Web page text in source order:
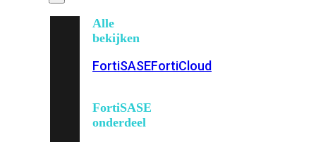
Alle
bekijken
FortiSASEFortiCloud
FortiSASE
onderdeel